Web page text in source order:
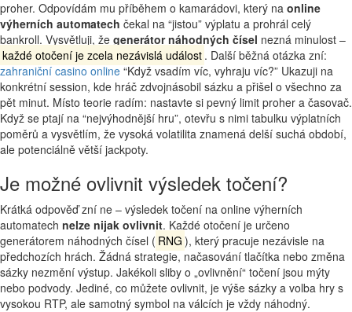
proher. Odpovídám mu příběhem o kamarádovi, který na online
výherních automatech čekal na “jistou” výplatu a prohrál celý
bankroll. Vysvětluji, že generátor náhodných čísel nezná minulost –
každé otočení je zcela nezávislá událost . Další běžná otázka zní:
zahraniční casino online“Když vsadím víc, vyhraju víc?” Ukazuji na
konkrétní session, kde hráč zdvojnásobil sázku a přišel o všechno za
pět minut. Místo teorie radím: nastavte si pevný limit proher a časovač.
Když se ptají na “nejvýhodnější hru”, otevřu s nimi tabulku výplatních
poměrů a vysvětlím, že vysoká volatilita znamená delší suchá období,
ale potenciálně větší jackpoty.
Je možné ovlivnit výsledek točení?
Krátká odpověď zní ne – výsledek točení na online výherních
automatech nelze nijak ovlivnit. Každé otočení je určeno
generátorem náhodných čísel ( RNG ), který pracuje nezávisle na
předchozích hrách. Žádná strategie, načasování tlačítka nebo změna
sázky nezmění výstup. Jakékoli sliby o „ovlivnění“ točení jsou mýty
nebo podvody. Jediné, co můžete ovlivnit, je výše sázky a volba hry s
vysokou RTP, ale samotný symbol na válcích je vždy náhodný.